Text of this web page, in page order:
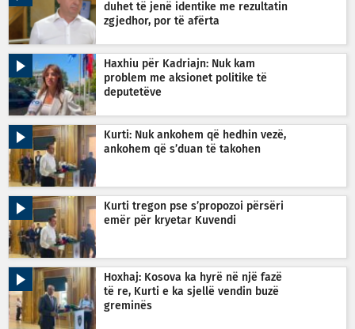
duhet të jenë identike me rezultatin
zgjedhor, por të afërta
Haxhiu për Kadriajn: Nuk kam
problem me aksionet politike të
deputetëve
Kurti: Nuk ankohem që hedhin vezë,
ankohem që s’duan të takohen
Kurti tregon pse s’propozoi përsëri
emër për kryetar Kuvendi
Hoxhaj: Kosova ka hyrë në një fazë
të re, Kurti e ka sjellë vendin buzë
greminës